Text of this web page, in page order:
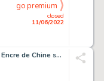
closed
11/06/2022
go premium
ATTENTION AUX ENFANTS Encre de Chine sur papier. Signé....